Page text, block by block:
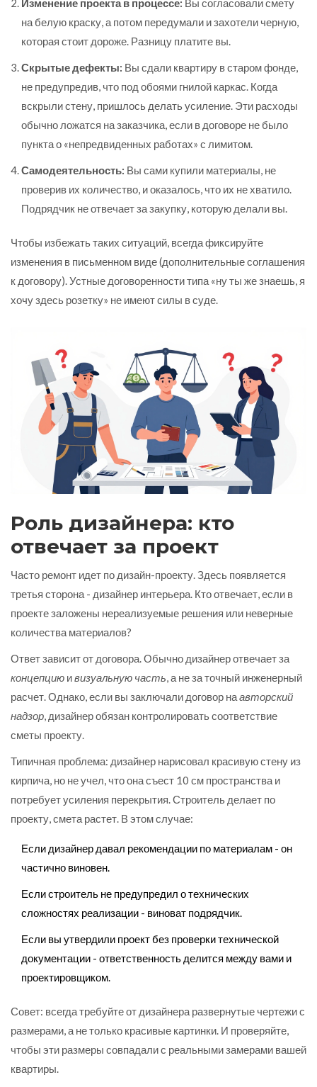
Изменение проекта в процессе: Вы согласовали смету
на белую краску, а потом передумали и захотели черную,
которая стоит дороже. Разницу платите вы.
Скрытые дефекты: Вы сдали квартиру в старом фонде,
не предупредив, что под обоями гнилой каркас. Когда
вскрыли стену, пришлось делать усиление. Эти расходы
обычно ложатся на заказчика, если в договоре не было
пункта о «непредвиденных работах» с лимитом.
Самодеятельность: Вы сами купили материалы, не
проверив их количество, и оказалось, что их не хватило.
Подрядчик не отвечает за закупку, которую делали вы.
Чтобы избежать таких ситуаций, всегда фиксируйте
изменения в письменном виде (дополнительные соглашения
к договору). Устные договоренности типа «ну ты же знаешь, я
хочу здесь розетку» не имеют силы в суде.
Роль дизайнера: кто
отвечает за проект
Часто ремонт идет по дизайн-проекту. Здесь появляется
третья сторона - дизайнер интерьера. Кто отвечает, если в
проекте заложены нереализуемые решения или неверные
количества материалов?
Ответ зависит от договора. Обычно дизайнер отвечает за
концепцию ивизуальную часть, а не за точный инженерный
расчет. Однако, если вы заключали договор наавторский
надзор, дизайнер обязан контролировать соответствие
сметы проекту.
Типичная проблема: дизайнер нарисовал красивую стену из
кирпича, но не учел, что она съест 10 см пространства и
потребует усиления перекрытия. Строитель делает по
проекту, смета растет. В этом случае:
Если дизайнер давал рекомендации по материалам - он
частично виновен.
Если строитель не предупредил о технических
сложностях реализации - виноват подрядчик.
Если вы утвердили проект без проверки технической
документации - ответственность делится между вами и
проектировщиком.
Совет: всегда требуйте от дизайнера развернутые чертежи с
размерами, а не только красивые картинки. И проверяйте,
чтобы эти размеры совпадали с реальными замерами вашей
квартиры.